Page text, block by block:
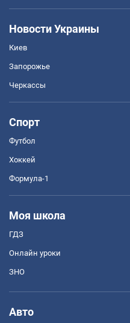
Новости Украины
Киев
Запорожье
Черкассы
Спорт
Футбол
Хоккей
Формула-1
Моя школа
ГДЗ
Онлайн уроки
ЗНО
Авто